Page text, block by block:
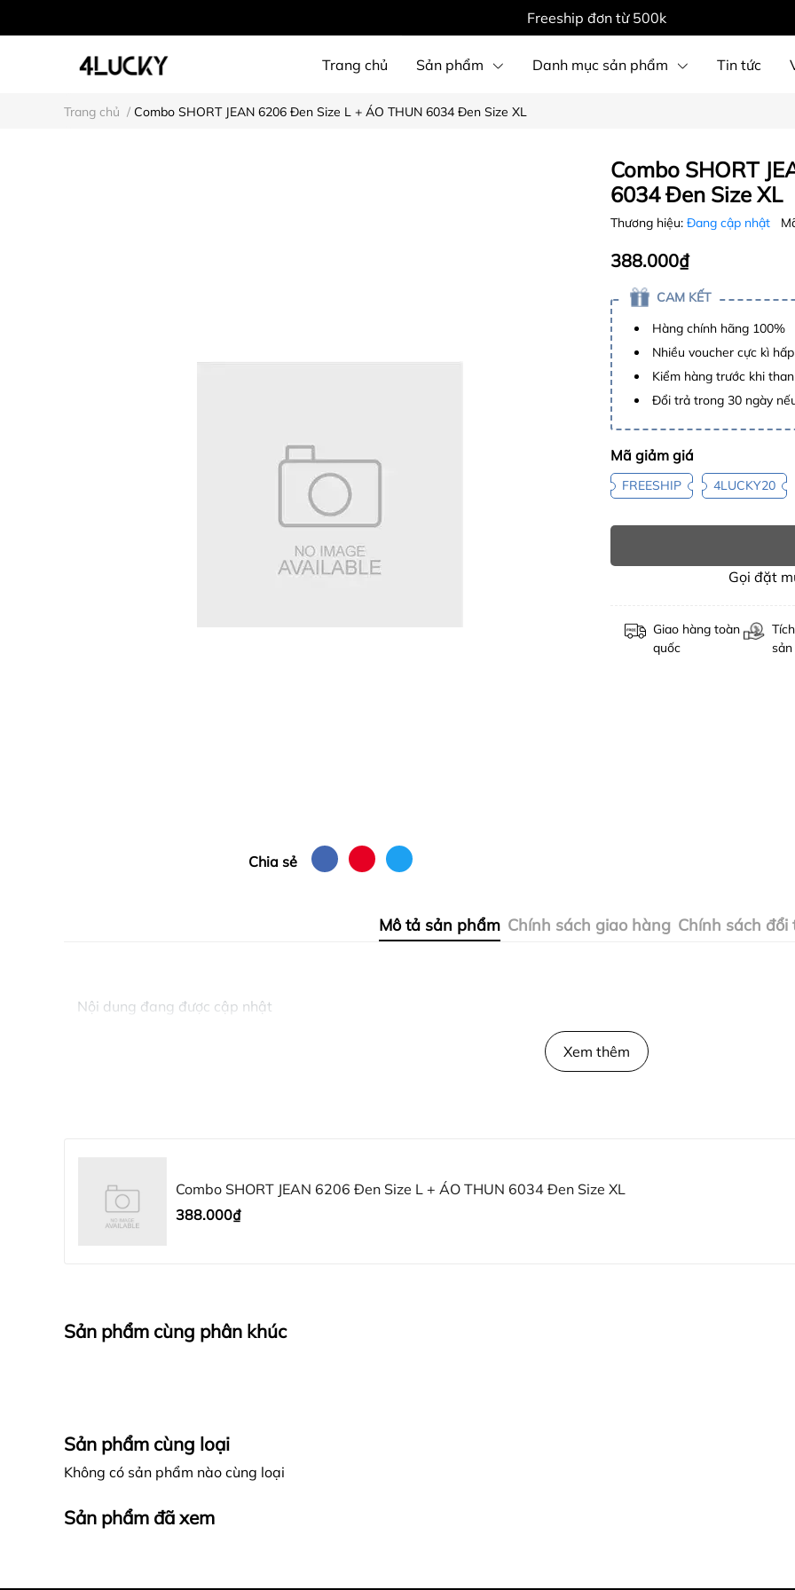
Freeship đơn từ 500k
Trang chủ Sản phẩm Danh mục sản phẩm Tin tức
Trang chủ / Combo SHORT JEAN 6206 Đen Size L + ÁO THUN 6034 Đen Size XL
Chia sẻ
Combo SHORT
6034 Đen Size XL
Thương hiệu: Đang cập nhật
388.000₫
CAM KẾT
Hàng chính hãng 100%
Nhiều voucher cực kì
Kiểm hàng trước khi
Đổi trả trong 30 ngày
Mã giảm giá
FREESHIP 4LUCKY20
Gọi đặt
Giao hàng toàn
quốc
Mô tả sản phẩm Chính sách giao hàng Chính sách đổi
Nội dung đang được cập nhật
Xem thêm
Combo SHORT JEAN 6206 Đen Size L + ÁO THUN 6034 Đen Size XL
388.000₫
Sản phẩm cùng phân khúc
Sản phẩm cùng loại
Không có sản phẩm nào cùng loại
Sản phẩm đã xem